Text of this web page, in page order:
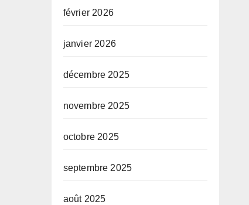
février 2026
janvier 2026
décembre 2025
novembre 2025
octobre 2025
septembre 2025
août 2025